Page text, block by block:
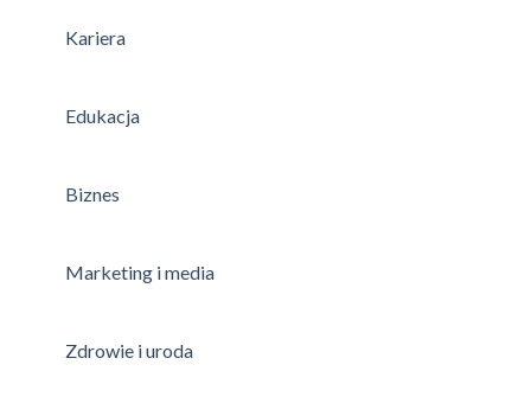
Kariera
Edukacja
Biznes
Marketing i media
Zdrowie i uroda